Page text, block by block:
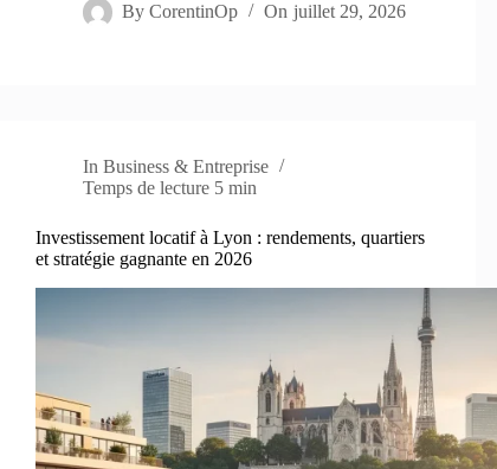
By CorentinOp On juillet 29, 2026
In Business & Entreprise
Temps de lecture 5 min
Investissement locatif à Lyon : rendements, quartiers
et stratégie gagnante en 2026